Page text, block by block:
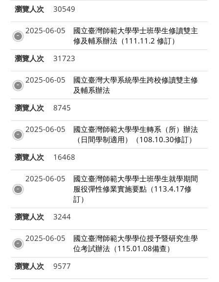
瀏覽人次
30549
2025-06-05
國立臺灣師範大學學士班學生修讀雙主
修及輔系辦法（111.11.2 修訂）
瀏覽人次
31723
2025-06-05
國立臺灣大學系統學生跨校修讀雙主修
及輔系辦法
瀏覽人次
8745
2025-06-05
國立臺灣師範大學學生轉系（所）辦法
（日間學制適用）（108.10.30修訂）
瀏覽人次
16468
2025-06-05
國立臺灣師範大學學士班學生就學期間
服役彈性修業實施要點（113.4.17修
訂）
瀏覽人次
3244
2025-06-05
國立臺灣師範大學學位授予暨研究生學
位考試辦法（115.01.08備查）
瀏覽人次
9577